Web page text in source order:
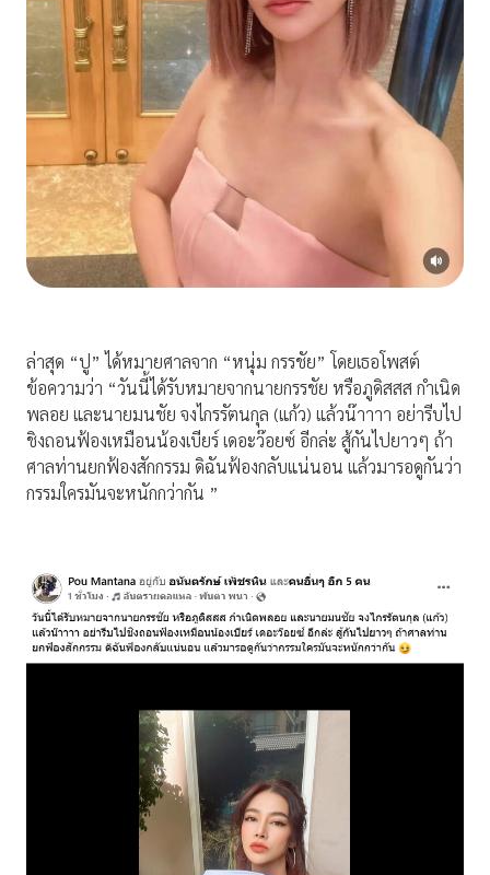
ล่าสุด “ปู” ได้หมายศาลจาก “หนุ่ม กรรชัย” โดยเธอโพสต์
ข้อความว่า “วันนี้ได้รับหมายจากนายกรรชัย หรือภูดิสสส กำเนิด
พลอย และนายมนชัย จงไกรรัตนกุล (แก้ว) แล้วน๊าาาา อย่ารีบไป
ชิงถอนฟ้องเหมือนน้องเบียร์ เดอะว๊อยซ์ อีกล่ะ สู้กันไปยาวๆ ถ้า
ศาลท่านยกฟ้องสักกรรม ดิฉันฟ้องกลับแน่นอน แล้วมารอดูกันว่า
กรรมใครมันจะหนักกว่ากัน ”